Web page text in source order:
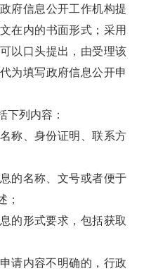
府信息公开工作机构提
在内的书面形式；采用
以口头提出，由受理该
为填写政府信息公开申
下列内容：
称、身份证明、联系方
的名称、文号或者便于
；
的形式要求，包括获取
请内容不明确的，行政